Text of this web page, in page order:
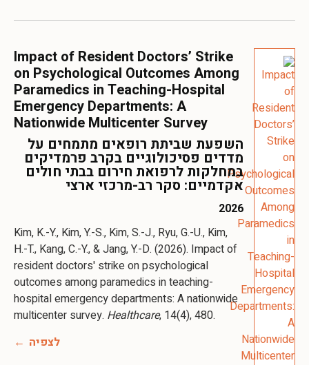
Impact of Resident Doctors’ Strike
on Psychological Outcomes Among
Paramedics in Teaching-Hospital
Emergency Departments: A
Nationwide Multicenter Survey
השפעת שביתת רופאים מתמחים על
מדדים פסיכולוגיים בקרב פרמדיקים
במחלקות לרפואת חירום בבתי חולים
אקדמיים: סקר רב-מרכזי ארצי
2026
Kim, K.-Y., Kim, Y.-S., Kim, S.-J., Ryu, G.-U., Kim,
H.-T., Kang, C.-Y., & Jang, Y.-D. (2026). Impact of
resident doctors' strike on psychological
outcomes among paramedics in teaching-
hospital emergency departments: A nationwide
multicenter survey. Healthcare, 14(4), 480.
לצפיה